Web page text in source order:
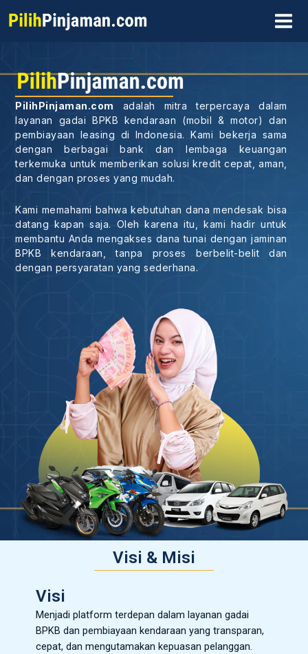
to
PilihPinjaman.com
adalah mitra terpercaya dalam
layanan gadai BPKB kendaraan (mobil & motor) dan
pembiayaan leasing di Indonesia. Kami bekerja sama
dengan berbagai bank dan lembaga keuangan
terkemuka untuk memberikan solusi kredit cepat, aman,
dan dengan proses yang mudah.
Kami memahami bahwa kebutuhan dana mendesak bisa
datang kapan saja. Oleh karena itu, kami hadir untuk
membantu Anda mengakses dana tunai dengan jaminan
BPKB kendaraan, tanpa proses berbelit-belit dan
dengan persyaratan yang sederhana.
Visi & Misi
Visi
Menjadi platform terdepan dalam layanan gadai
BPKB dan pembiayaan kendaraan yang transparan,
cepat, dan mengutamakan kepuasan pelanggan.